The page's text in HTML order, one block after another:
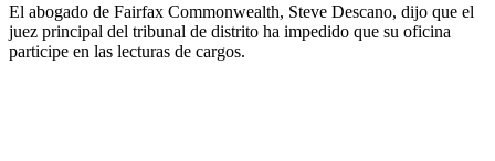
El abogado de Fairfax Commonwealth, Steve Descano, dijo que el
juez principal del tribunal de distrito ha impedido que su oficina
participe en las lecturas de cargos.